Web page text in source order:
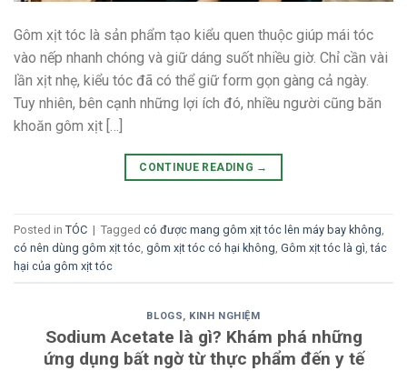
Gôm xịt tóc là sản phẩm tạo kiểu quen thuộc giúp mái tóc
vào nếp nhanh chóng và giữ dáng suốt nhiều giờ. Chỉ cần vài
lần xịt nhẹ, kiểu tóc đã có thể giữ form gọn gàng cả ngày.
Tuy nhiên, bên cạnh những lợi ích đó, nhiều người cũng băn
khoăn gôm xịt […]
CONTINUE READING →
Posted in TÓC | Tagged có được mang gôm xịt tóc lên máy bay không
có nên dùng gôm xịt tóc gôm xịt tóc có hại không Gôm xịt tóc là gì ,tác
hại của gôm xịt tóc
BLOGS, KINH NGHIỆM
Sodium Acetate là gì? Khám phá những
ứng dụng bất ngờ từ thực phẩm đến y tế